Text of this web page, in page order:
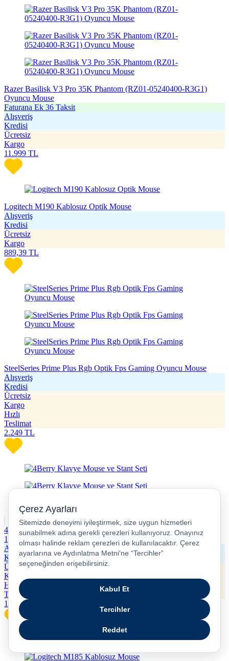
Razer Basilisk V3 Pro 35K Phantom (RZ01-05240400-R3G1)
Oyuncu Mouse
Faturana Ek 36 Taksit
Alışveriş
Kredisi
Ücretsiz
Kargo
11.999 TL
Logitech M190 Kablosuz Optik Mouse
Alışveriş
Kredisi
Ücretsiz
Kargo
889,39 TL
SteelSeries Prime Plus Rgb Optik Fps Gaming Oyuncu Mouse
Alışveriş
Kredisi
Ücretsiz
Kargo
Hızlı
Teslimat
2.249 TL
4Berry Klavye Mouse ve Stant Seti
1,0
Alışveriş
Kredisi
Ücretsiz
Kargo
Hızlı
Teslimat
1.089